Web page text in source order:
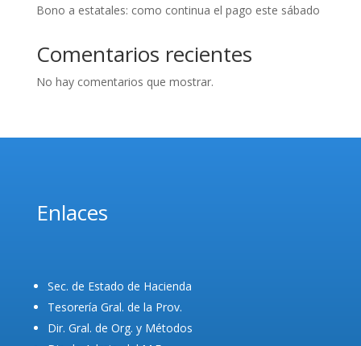
Bono a estatales: como continua el pago este sábado
Comentarios recientes
No hay comentarios que mostrar.
Enlaces
Sec. de Estado de Hacienda
Tesorería Gral. de la Prov.
Dir. Gral. de Org. y Métodos